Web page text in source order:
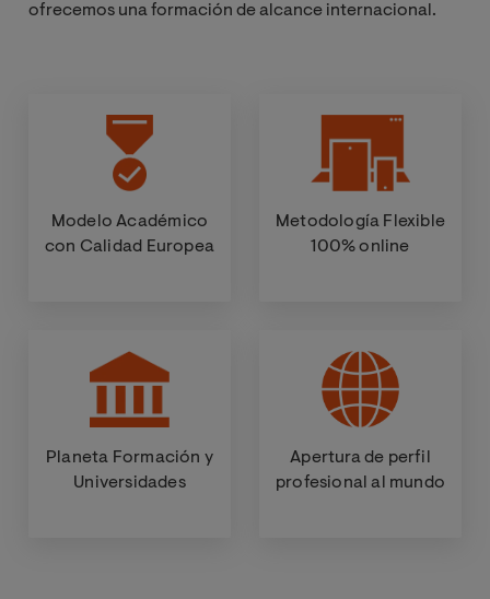
ofrecemos una formación de alcance internacional.
Modelo Académico
con Calidad Europea
Metodología Flexible
100% online
Planeta Formación y
Universidades
Apertura de perfil
profesional al mundo